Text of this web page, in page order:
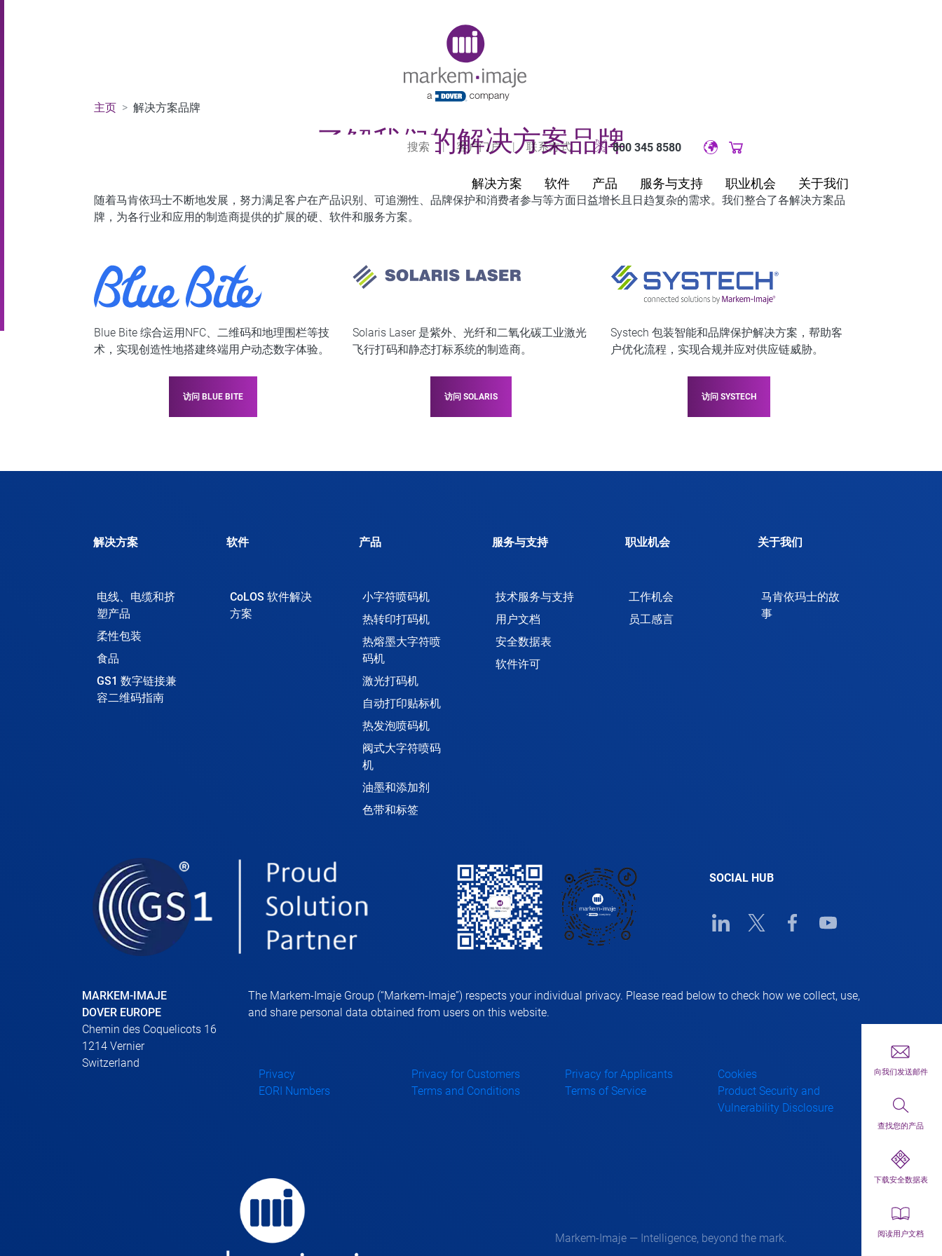
| 客户门户 | 联系方式 800 345 8580 Original image URL link
解决方案 软件 产品 服务与支持 职业机会 关于我们
主页 解决方案品牌
了解我们的解决方案品牌
随着马肯依玛士不断地发展，努力满足客户在产品识别、可追溯性、品牌保护和消费者参与等方面日益增长且日趋复杂的需求。我们整合了各解决方案品
牌，为各行业和应用的制造商提供的扩展的硬、软件和服务方案。
Blue Bite 综合运用NFC、二维码和地理围栏等技
术，实现创造性地搭建终端用户动态数字体验。
Solaris Laser 是紫外、光纤和二氧化碳工业激光
飞行打码和静态打标系统的制造商。
Systech 包装智能和品牌保护解决方案，帮助客
户优化流程，实现合规并应对供应链威胁。
访问 BLUE BITE 访问 SOLARIS 访问 SYSTECH
解决方案
电线、电缆和挤
塑产品
柔性包装
食品
GS1 数字链接兼
容二维码指南
软件
CoLOS 软件解决
方案
产品
小字符喷码机
热转印打码机
热熔墨大字符喷
码机
激光打码机
自动打印贴标机
热发泡喷码机
阀式大字符喷码
机
油墨和添加剂
色带和标签
服务与支持
技术服务与支持
用户文档
安全数据表
软件许可
职业机会
工作机会
员工感言
关于我们
马肯依玛士的故
事
SOCIAL HUB
Linkedin URL link
Twitter URL linkFacebook URL link
Youtube URL link
MARKEM-IMAJE
DOVER EUROPE
Chemin des Coquelicots 16
1214 Vernier
Switzerland
The Markem-Imaje Group (“Markem-Imaje”) respects your individual privacy. Please read below to check how we collect, use,
and share personal data obtained from users on this website.
Privacy Privacy for Customers Privacy for Applicants
Cookies
EORI Numbers
Terms and Conditions Terms of Service
Product Security and
Vulnerability Disclosure
Markem-Imaje — Intelligence, beyond the mark.
First toolbar
向我们发送邮件
Second
查找您的产品
Third toolbar
下载安全数据表
Forth toolbar
阅读用户文档